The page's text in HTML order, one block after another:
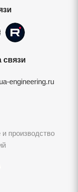
связи
engineering.ru
производство